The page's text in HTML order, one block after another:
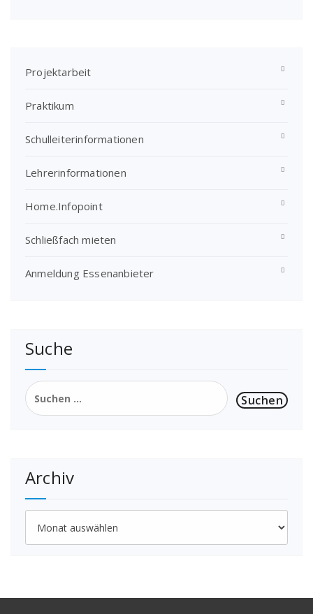
Projektarbeit
Praktikum
Schulleiterinformationen
Lehrerinformationen
Home.Infopoint
Schließfach mieten
Anmeldung Essenanbieter
Suche
Suchen
nach:
Archiv